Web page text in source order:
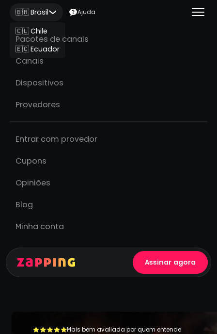
🇧🇷 Brasil
🇨🇱 Chile
🇪🇨 Ecuador
Ajuda
Pacotes de canais
Canais
Dispositivos
Provedores
Entrar com provedor
Cupons
Opiniões
Blog
Minha conta
Assinar agora
Mais bem avaliada por quem entende